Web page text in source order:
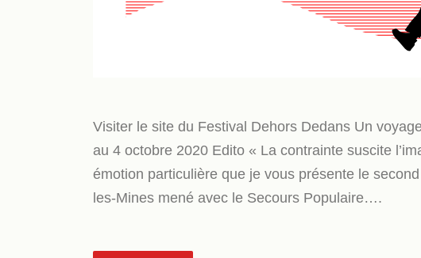
Visiter le site du Festival Dehors Dedans Un
au 4 octobre 2020 Edito « La contrainte suscite
émotion particulière que je vous présente le
les-Mines mené avec le Secours Populaire….